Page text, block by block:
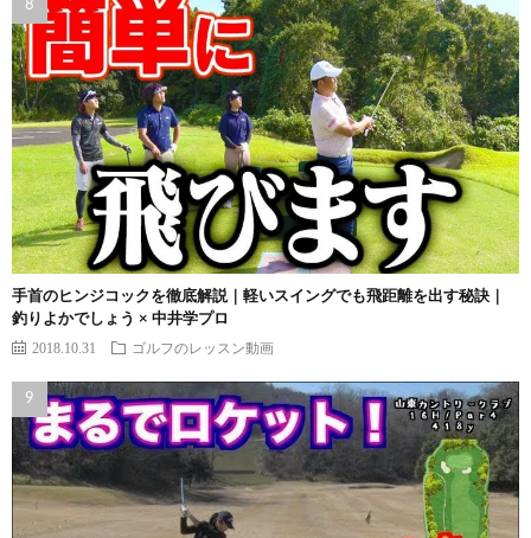
手首のヒンジコックを徹底解説｜軽いスイングでも飛距離を出す秘訣｜
釣りよかでしょう × 中井学プロ
2018.10.31 ゴルフのレッスン動画